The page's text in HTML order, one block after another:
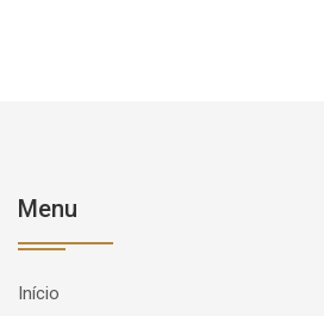
Menu
Início